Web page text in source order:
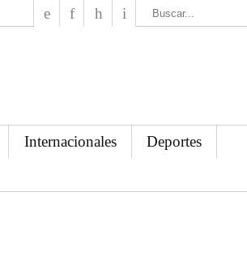
Internacionales
Deportes